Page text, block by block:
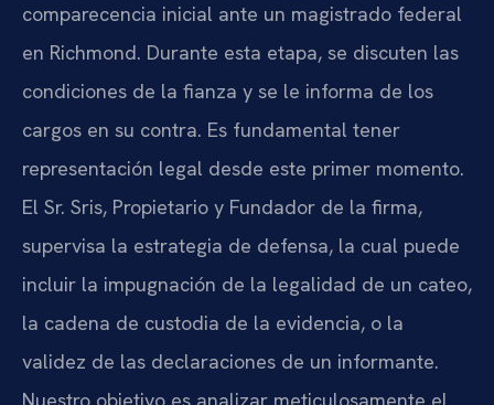
comparecencia inicial ante un magistrado federal
en Richmond. Durante esta etapa, se discuten las
condiciones de la fianza y se le informa de los
cargos en su contra. Es fundamental tener
representación legal desde este primer momento.
El Sr. Sris, Propietario y Fundador de la firma,
supervisa la estrategia de defensa, la cual puede
incluir la impugnación de la legalidad de un cateo,
la cadena de custodia de la evidencia, o la
validez de las declaraciones de un informante.